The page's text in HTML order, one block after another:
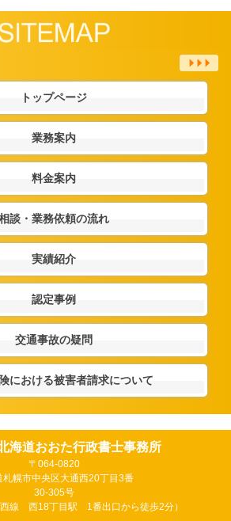
トップページ
業務案内
料金案内
談・業務依頼の流れ
実績紹介
認定事例
交通事故の疑問
における被害者請求について
海道おおた行政書士事務所
〒064-0820
札幌市中央区大通西20丁目3番
30-305号
線 西18丁目駅 1番出口から徒歩2分）